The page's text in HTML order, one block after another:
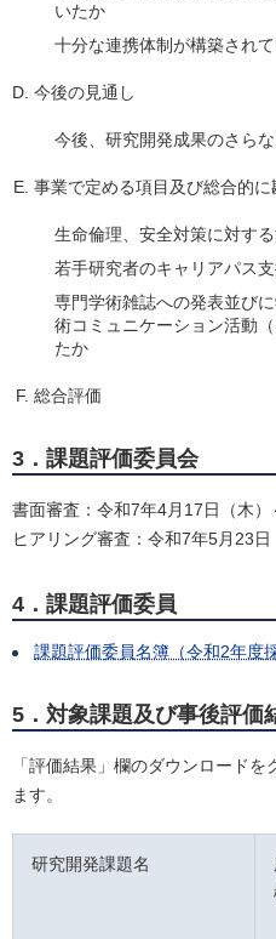
いたか
十分な連携体制が構築され
今後の見通し
今後、研究開発成果のさら
事業で定める項目及び総合的に
生命倫理、安全対策に対す
若手研究者のキャリアパス
専門学術雑誌への発表並び
術コミュニケーション活動
たか
総合評価
3．課題評価委員会
書面審査：令和7年4月17日（木）
ヒアリング審査：令和7年5月23日
4．課題評価委員
課題評価委員名簿（令和2年度
5．対象課題及び事後評価
「評価結果」欄のダウンロード
ます。
研究開発課題名